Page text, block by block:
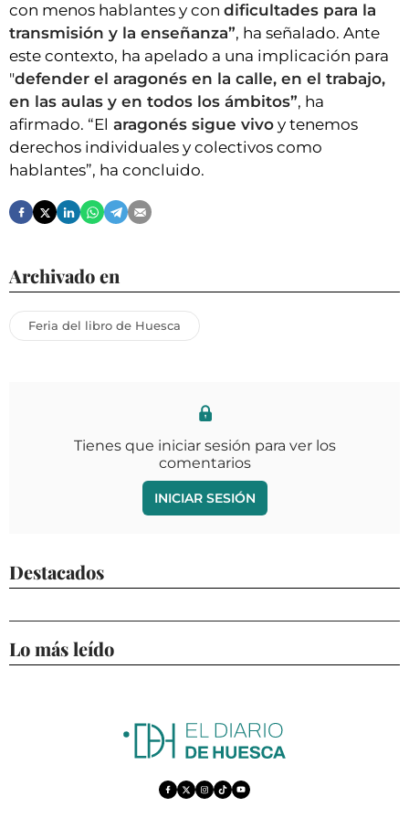
con menos hablantes y con dificultades para la
transmisión y la enseñanza”, ha señalado. Ante
este contexto, ha apelado a una implicación para
"defender el aragonés en la calle, en el trabajo,
en las aulas y en todos los ámbitos”, ha
afirmado. “El aragonés sigue vivo y tenemos
derechos individuales y colectivos como
hablantes”, ha concluido.
Archivado en
Feria del libro de Huesca
Tienes que iniciar sesión para ver los
comentarios
INICIAR SESIÓN
Destacados
Lo más leído